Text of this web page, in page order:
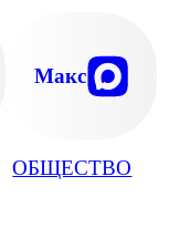
ОБЩЕСТВО
Макс